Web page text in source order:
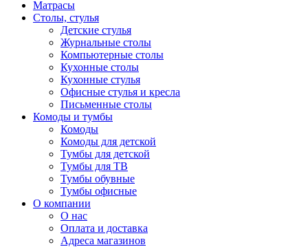
Матрасы
Столы, стулья
Детские стулья
Журнальные столы
Компьютерные столы
Кухонные столы
Кухонные стулья
Офисные стулья и кресла
Письменные столы
Комоды и тумбы
Комоды
Комоды для детской
Тумбы для детской
Тумбы для ТВ
Тумбы обувные
Тумбы офисные
О компании
О нас
Оплата и доставка
Адреса магазинов